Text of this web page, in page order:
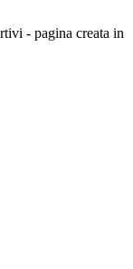
- pagina creata in